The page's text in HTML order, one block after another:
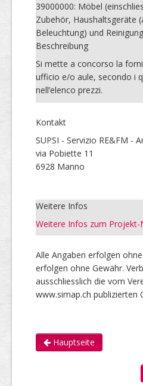
39000000: Möbel
Zubehör, Haushaltsgeräte
Beleuchtung) und
Beschreibung
Si mette a concorso la
ufficio e/o aule, secondo i
nell’elenco prezzi.
Kontakt
SUPSI - Servizio RE&FM -
via Pobiette 11
6928 Manno
Weitere Infos
Weitere Infos zum Projekt-
Alle Angaben erfolgen
erfolgen ohne Gewähr.
ausschliesslich die vom
www.simap.ch publizierten
Hauptseite